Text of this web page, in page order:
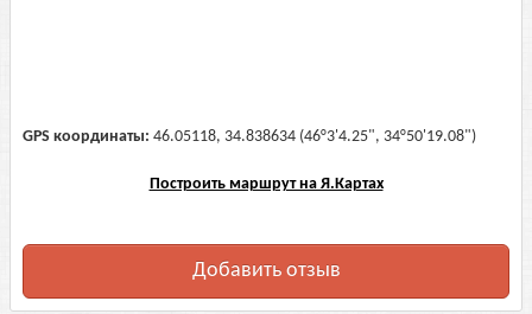
GPS координаты: 46.05118, 34.838634 (46°3'4.25", 34°50'19.08")
Построить маршрут на Я.Картах
Добавить отзыв